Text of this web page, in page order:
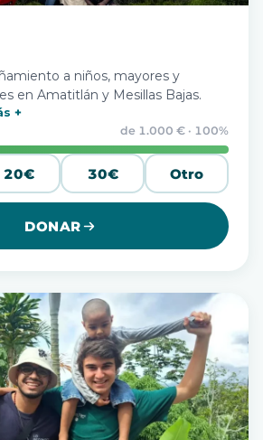
a niños, mayores y
en Amatitlán y Mesillas Bajas.
de 1.000 € · 100%
20€ 30€ Otro
DONAR